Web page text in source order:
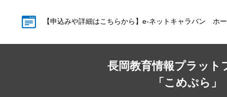
【申込みや詳細はこちらから】e-ネットキャラバン ホ
長岡教育情報プラット
「こめぷら」